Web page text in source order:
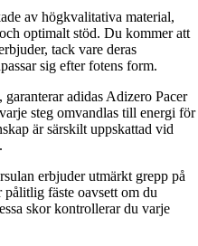
av högkvalitativa material,
optimalt stöd. Du kommer att
tack vare deras
sig efter fotens form.
adidas Adizero Pacer
steg omvandlas till energi för
är särskilt uppskattad vid
erbjuder utmärkt grepp på
fäste oavsett om du
skor kontrollerar du varje